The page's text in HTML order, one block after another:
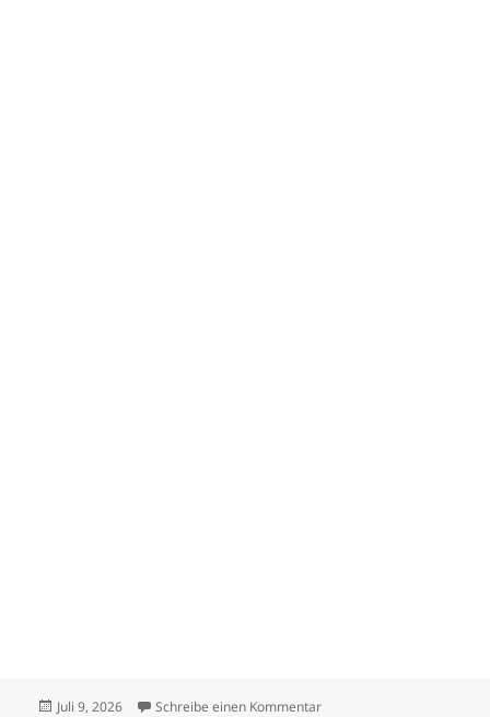
Veröffentlicht
Juli 9, 2026 Schreibe einen Kommentarzu Ceirano-Rad von 1894